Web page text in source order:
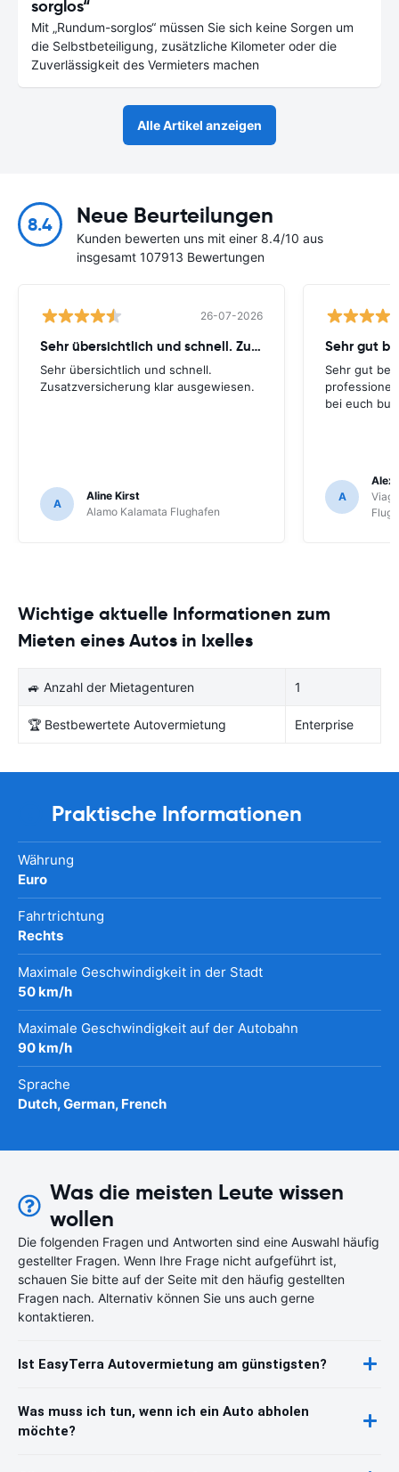
sorglos“
Mit „Rundum-sorglos“ müssen Sie sich keine Sorgen um
die Selbstbeteiligung, zusätzliche Kilometer oder die
Zuverlässigkeit des Vermieters machen
Alle Artikel anzeigen
8.4 Neue Beurteilungen
Kunden bewerten uns mit einer 8.4/10 aus
insgesamt 107913 Bewertungen
26-07-2026
Sehr übersichtlich und schnell. Zusatzversicherung
Sehr übersichtlich und schnell.
Zusatzversicherung klar ausgewiesen.
A
Aline Kirst
Alamo Kalamata Flughafen
Sehr gut
Sehr gut bei
bei euch
A
Alex
Wichtige aktuelle Informationen zum
Mieten eines Autos in Ixelles
🚙 Anzahl der Mietagenturen 1
🏆 Bestbewertete Autovermietung Enterprise
Praktische Informationen
Währung
Euro
Fahrtrichtung
Rechts
Maximale Geschwindigkeit in der Stadt
50 km/h
Maximale Geschwindigkeit auf der Autobahn
90 km/h
Sprache
Dutch, German, French
Was die meisten Leute wissen
wollen
Die folgenden Fragen und Antworten sind eine Auswahl häufig
gestellter Fragen. Wenn Ihre Frage nicht aufgeführt ist,
schauen Sie bitte auf der Seite mit den häufig gestellten
Fragen nach. Alternativ können Sie uns auch gerne
kontaktieren.
Ist EasyTerra Autovermietung am günstigsten?
Was muss ich tun, wenn ich ein Auto abholen
möchte?